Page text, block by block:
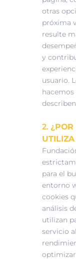
otras
próxima
resulte
y
usuario.
2.
para el
entorno
cookies
análisis
utilizan
servicio